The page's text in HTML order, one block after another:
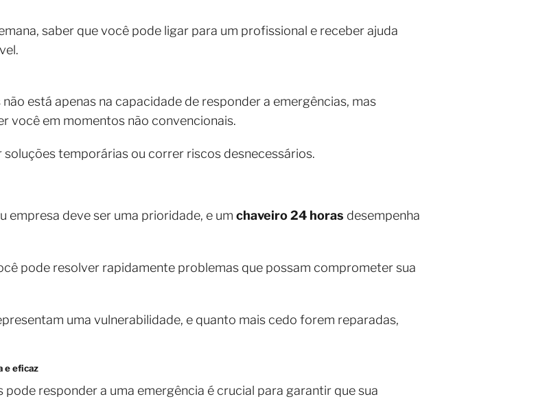
saber que você pode ligar para um profissional e receber ajuda
está apenas na capacidade de responder a emergências, mas
você em momentos não convencionais.
temporárias ou correr riscos desnecessários.
empresa deve ser uma prioridade, e um chaveiro 24 horas desempenha
pode resolver rapidamente problemas que possam comprometer sua
uma vulnerabilidade, e quanto mais cedo forem reparadas,
e eficaz
responder a uma emergência é crucial para garantir que sua